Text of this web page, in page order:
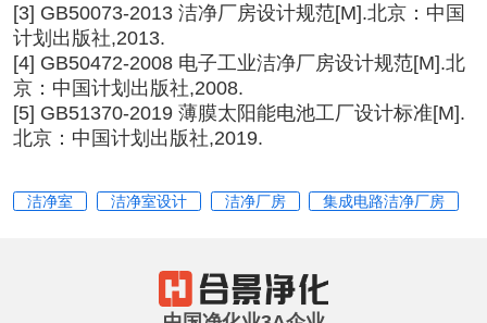
[3] GB50073-2013 洁净厂房设计规范[M].北京：中国
计划出版社,2013.
[4] GB50472-2008 电子工业洁净厂房设计规范[M].北
京：中国计划出版社,2008.
[5] GB51370-2019 薄膜太阳能电池工厂设计标准[M].
北京：中国计划出版社,2019.
洁净室 洁净室设计 洁净厂房 集成电路洁净厂房